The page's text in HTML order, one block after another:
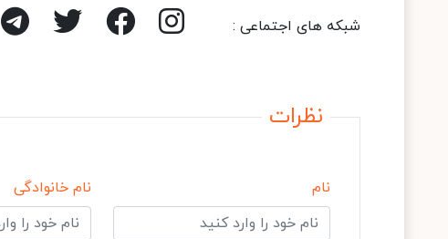
شبکه های اجتماعی :
نظرات
نام نام خانوادگی